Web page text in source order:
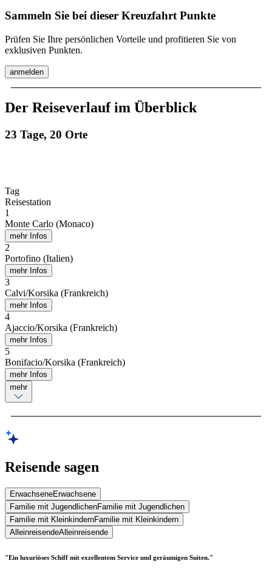
Sammeln Sie bei dieser Kreuzfahrt Punkte
Prüfen Sie Ihre persönlichen Vorteile und profitieren Sie von
exklusiven Punkten.
anmelden
Der Reiseverlauf im Überblick
23 Tage, 20 Orte
Tag
Reisestation
1
Monte Carlo (Monaco)
mehr Infos
2
Portofino (Italien)
mehr Infos
3
Calvi/Korsika (Frankreich)
mehr Infos
4
Ajaccio/Korsika (Frankreich)
mehr Infos
5
Bonifacio/Korsika (Frankreich)
mehr Infos
mehr
Reisende sagen
ErwachseneErwachsene
Familie mit JugendlichenFamilie mit Jugendlichen
Familie mit KleinkindernFamilie mit Kleinkindern
AlleinreisendeAlleinreisende
"Ein luxuriöses Schiff mit exzellentem Service und geräumigen Suiten."